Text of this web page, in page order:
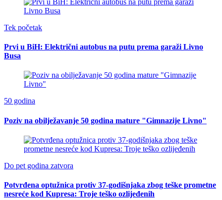
Tek početak
Prvi u BiH: Električni autobus na putu prema garaži Livno
Busa
50 godina
Poziv na obilježavanje 50 godina mature "Gimnazije Livno"
Do pet godina zatvora
Potvrđena optužnica protiv 37-godišnjaka zbog teške prometne
nesreće kod Kupresa: Troje teško ozlijeđenih